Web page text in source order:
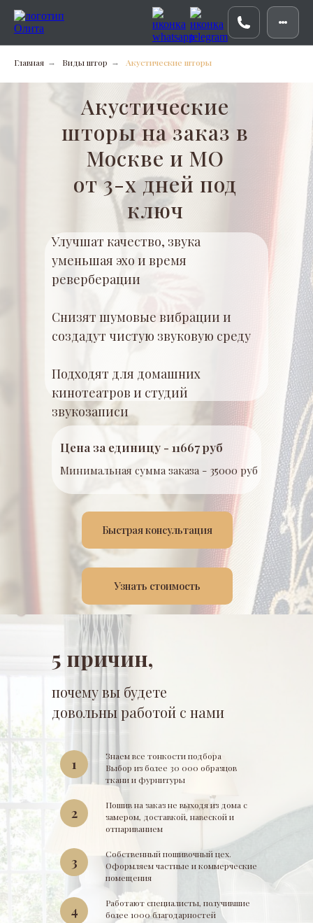
Главная → Виды штор → Акустические шторы
Акустические
шторы на заказ в
Москве и МО
от 3-х дней под
ключ
Быстрая консультация
Улучшат качество, звука
уменьшая эхо и время
реверберации
Снизят шумовые вибрации и
создадут чистую звуковую среду
Подходят для домашних
кинотеатров и студий
звукозаписи
Узнать стоимость
Минимальная сумма заказа - 35000 руб
Цена за единицу - 11667 руб
Знаем все тонкости подбора
Выбор из более 30 000 образцов
ткани и фурнитуры
1
Пошив на заказ не выходя из дома с
замером, доставкой, навеской и
отпариванием
2
Собственный пошивочный цех.
Оформляем частные и коммерческие
помещения
3
Работают специалисты, получившие
более 1000 благодарностей
4
5 причин,
почему вы будете
довольны работой с нами